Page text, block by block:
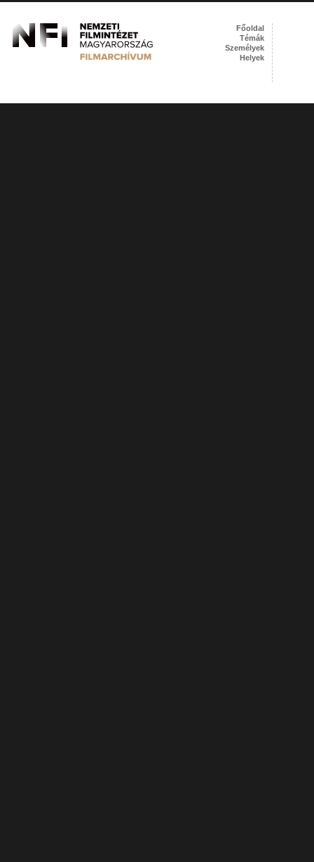
Főoldal
Témák
Személyek
Helyek